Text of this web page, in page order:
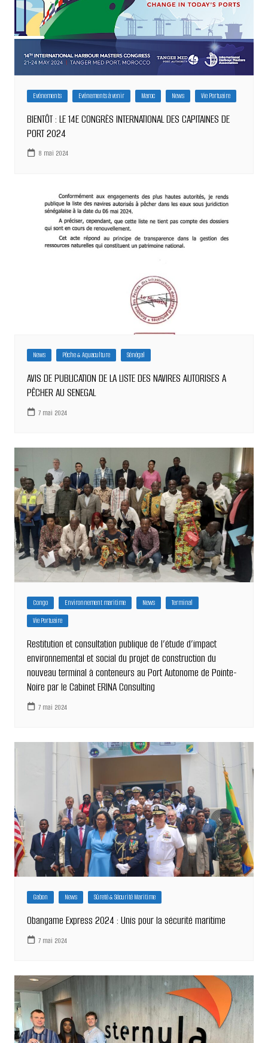
Evénements Evénements à venir Maroc News Vie Portuaire
BIENTÔT : LE 14E CONGRÈS INTERNATIONAL DES CAPITAINES DE
PORT 2024
8 mai 2024
News Pêche & Aquaculture Sénégal
AVIS DE PUBLICATION DE LA LISTE DES NAVIRES AUTORISES A
PÊCHER AU SENEGAL
7 mai 2024
Congo Environnement maritime News
Terminal
Vie Portuaire
Restitution et consultation publique de l’étude d’impact
environnemental et social du projet de construction du
nouveau terminal à conteneurs au Port Autonome de Pointe-
Noire par le Cabinet ERINA Consulting
7 mai 2024
Gabon News Sûreté & Sécurité Maritime
Obangame Express 2024 : Unis pour la sécurité maritime
7 mai 2024